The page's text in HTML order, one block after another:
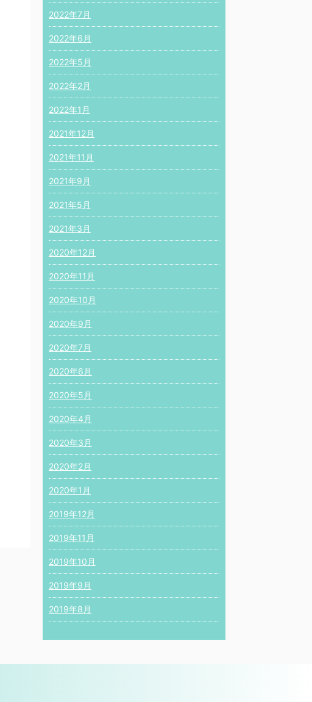
2022年7月
2022年6月
2022年5月
2022年2月
2022年1月
2021年12月
2021年11月
2021年9月
2021年5月
2021年3月
2020年12月
2020年11月
2020年10月
2020年9月
2020年7月
2020年6月
2020年5月
2020年4月
2020年3月
2020年2月
2020年1月
2019年12月
2019年11月
2019年10月
2019年9月
2019年8月